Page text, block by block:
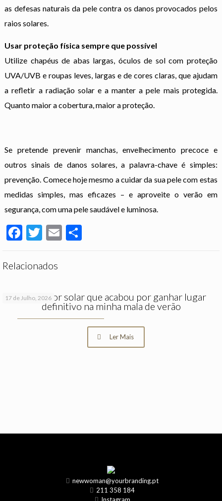
as defesas naturais da pele contra os danos provocados pelos
raios solares.
Usar proteção física sempre que possível
Utilize chapéus de abas largas, óculos de sol com proteção
UVA/UVB e roupas leves, largas e de cores claras, que ajudam
a refletir a radiação solar e a manter a pele mais protegida.
Quanto maior a cobertura, maior a proteção.
Se pretende prevenir manchas, envelhecimento precoce e
outros sinais de danos solares, a palavra-chave é simples:
prevenção. Comece hoje mesmo a cuidar da sua pele com estas
medidas simples, mas eficazes – e aproveite o verão em
segurança, com uma pele saudável e luminosa.
Facebook
Twitter
Email
Relacionados
17 de Julho, 2026
O protetor solar que acabou por ganhar lugar
definitivo na minha mala de verão
Ler Mais
newwoman@yourbranding.pt
211 358 184